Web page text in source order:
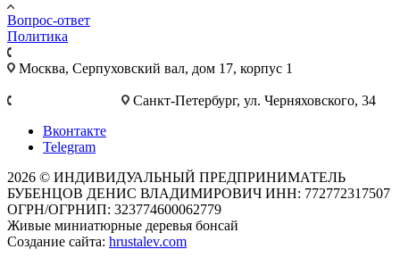
Вопрос-ответ
Политика
Москва, Cерпуховский вал, дом 17, корпус 1
Санкт-Петербург, ул. Черняховского, 34
Вконтакте
Telegram
2026 © ИНДИВИДУАЛЬНЫЙ ПРЕДПРИНИМАТЕЛЬ
БУБЕНЦОВ ДЕНИС ВЛАДИМИРОВИЧ ИНН: 772772317507
ОГРН/ОГРНИП: 323774600062779
Живые миниатюрные деревья бонсай
Создание сайта: hrustalev.com